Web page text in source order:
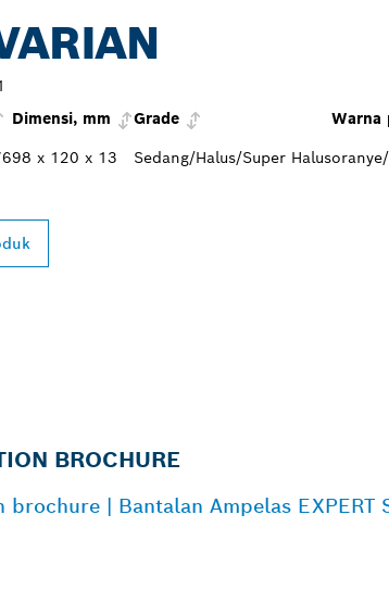
Dimensi, mm Grade Warna
98 x 120 x 13 Sedang/Halus/Super Halus
BROCHURE
| Bantalan Ampelas EXPERT